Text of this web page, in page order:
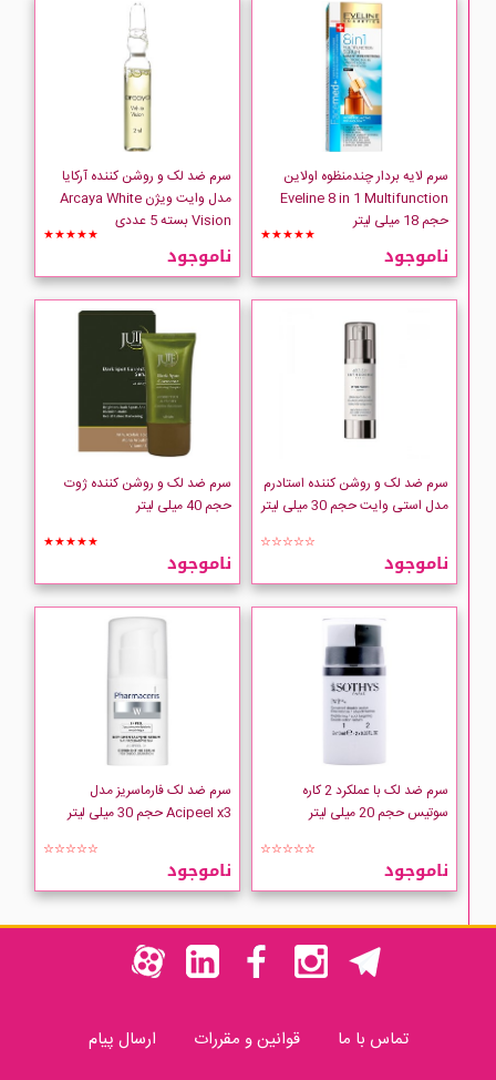
سرم لایه بردار چندمنظوه اولاین
Eveline 8 in 1 Multifunction
حجم 18 میلی لیتر
★★★★★
ناموجود
سرم ضد لک و روشن کننده آرکایا
مدل وایت ویژن Arcaya White
Vision بسته 5 عددی
★★★★★
ناموجود
سرم ضد لک و روشن کننده استادرم
مدل استی وایت حجم 30 میلی لیتر
☆☆☆☆☆
ناموجود
سرم ضد لک و روشن کننده ژوت
حجم 40 میلی لیتر
★★★★★
ناموجود
سرم ضد لک با عملکرد 2 کاره
سوتیس حجم 20 میلی لیتر
☆☆☆☆☆
ناموجود
سرم ضد لک فارماسریز مدل
Acipeel x3 حجم 30 میلی لیتر
☆☆☆☆☆
ناموجود
تماس با ما قوانین و مقررات ارسال پیام